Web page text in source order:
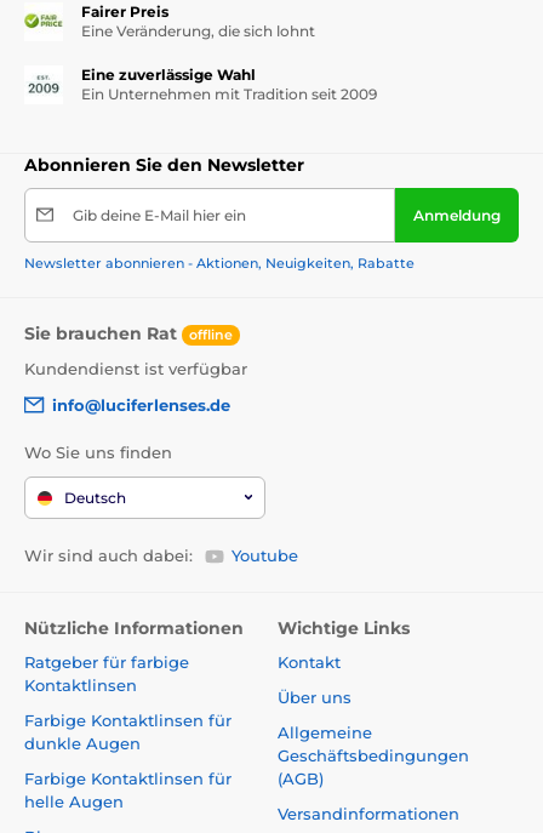
Fairer Preis
Eine Veränderung, die sich lohnt
Eine zuverlässige Wahl
Ein Unternehmen mit Tradition seit 2009
Abonnieren Sie den Newsletter
Gib deine E-Mail hier ein Anmeldung
Newsletter abonnieren - Aktionen, Neuigkeiten, Rabatte
Sie brauchen Rat offline
Kundendienst ist verfügbar
info@luciferlenses.de
Wo Sie uns finden
Deutsch
Wir sind auch dabei: Youtube
Nützliche Informationen
Ratgeber für farbige
Kontaktlinsen
Farbige Kontaktlinsen für
dunkle Augen
Farbige Kontaktlinsen für
helle Augen
Wichtige Links
Kontakt
Über uns
Allgemeine
Geschäftsbedingungen
(AGB)
Versandinformationen